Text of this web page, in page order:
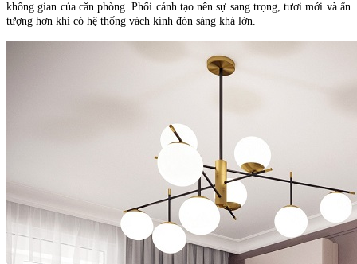
không gian của căn phòng. Phối cảnh tạo nên sự sang trọng, tươi mới và ấn
tượng hơn khi có hệ thống vách kính đón sáng khá lớn.